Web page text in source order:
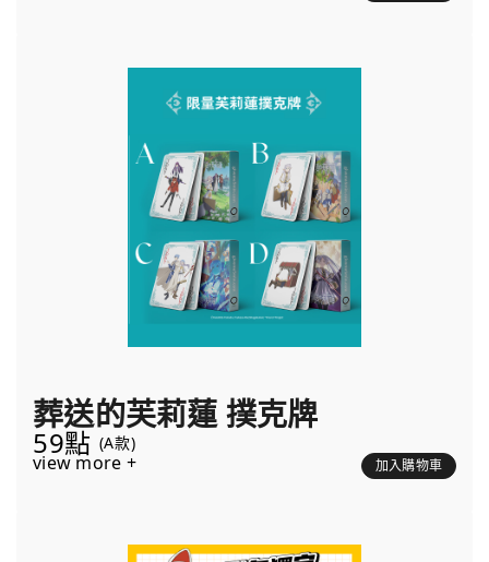
葬送的芙莉蓮 撲克牌
59點 (A款)
view more + 加入購物車